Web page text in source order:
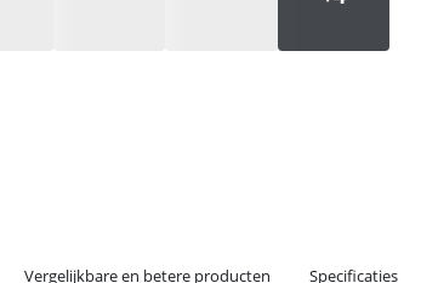
Vergelijkbare en betere producten Specificaties